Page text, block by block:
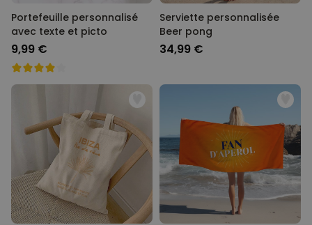
Portefeuille personnalisé
avec texte et picto
9,99 €
Serviette personnalisée
Beer pong
34,99 €